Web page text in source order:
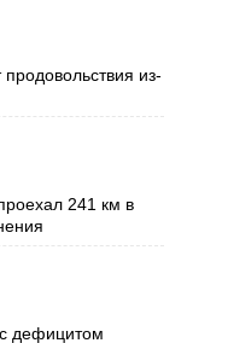
из-
241 км в
дефицитом